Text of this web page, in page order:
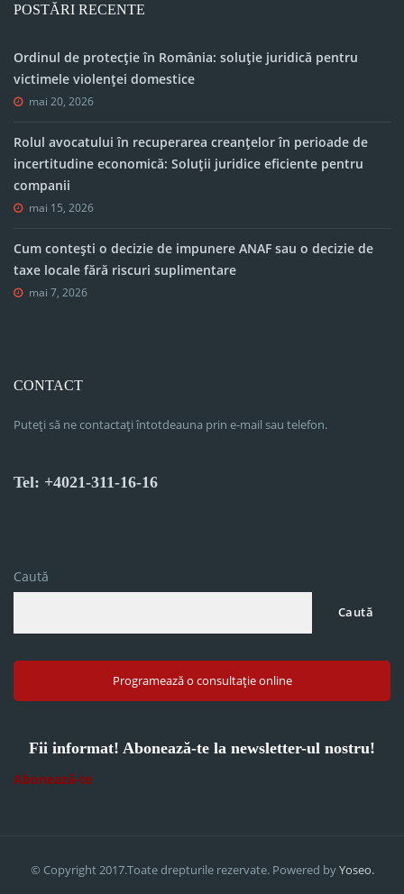
POSTĂRI RECENTE
Ordinul de protecție în România: soluție juridică pentru
victimele violenței domestice
mai 20, 2026
Rolul avocatului în recuperarea creanțelor în perioade de
incertitudine economică: Soluții juridice eficiente pentru
companii
mai 15, 2026
Cum contești o decizie de impunere ANAF sau o decizie de
taxe locale fără riscuri suplimentare
mai 7, 2026
CONTACT
Puteți să ne contactați întotdeauna prin e-mail sau telefon.
Tel: +4021-311-16-16
Caută
Caută
Programează o consultație online
Fii informat! Abonează-te la newsletter-ul nostru!
Abonează-te
© Copyright 2017.Toate drepturile rezervate. Powered byYoseo.